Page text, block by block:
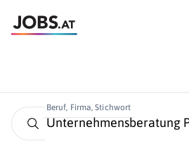
Beruf, Firma, Stichwort